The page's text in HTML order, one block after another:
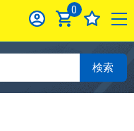
0
検索